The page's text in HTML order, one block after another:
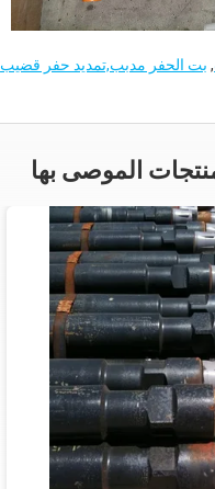
, بت الحفر مدبب,تمديد حفر قضيب
الموصى بها